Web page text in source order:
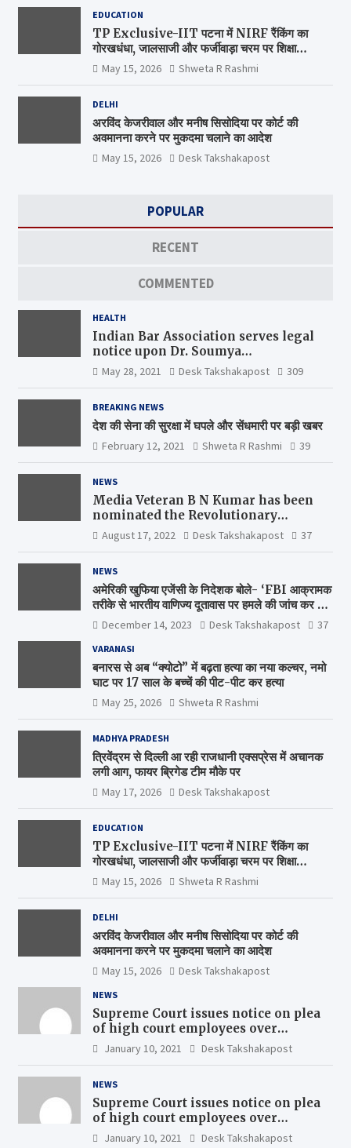
EDUCATION
TP Exclusive-IIT पटना में NIRF रैंकिंग का
गोरखधंधा, जालसाजी और फर्जीवाड़ा चरम पर शिक्षा
मंत्रालय कब जागेगा ?
May 15, 2026 Shweta R Rashmi
DELHI
अरविंद केजरीवाल और मनीष सिसोदिया पर कोर्ट की
अवमानना करने पर मुकदमा चलाने का आदेश
May 15, 2026 Desk Takshakapost
POPULAR
RECENT
COMMENTED
HEALTH
Indian Bar Association serves legal
notice upon Dr. Soumya
Swaminathan, the Chief Scientist,
WHO
May 28, 2021 Desk Takshakapost 309
BREAKING NEWS
देश की सेना की सुरक्षा में घपले और सेंधमारी पर बड़ी खबर
February 12, 2021 Shweta R Rashmi 39
NEWS
Media Veteran B N Kumar has been
nominated the Revolutionary
Comrade Shiv Varma Media Award
2022-23
August 17, 2022 Desk Takshakapost 37
NEWS
अमेरिकी खुफिया एजेंसी के निदेशक बोले- ‘FBI आक्रामक
तरीके से भारतीय वाणिज्य दूतावास पर हमले की जांच कर रही
है’ December 14, 2023 Desk Takshakapost 37
VARANASI
बनारस से अब “क्योटो” में बढ़ता हत्या का नया कल्चर, नमो
घाट पर 17 साल के बच्चें की पीट-पीट कर हत्या
May 25, 2026 Shweta R Rashmi
MADHYA PRADESH
त्रिवेंद्रम से दिल्ली आ रही राजधानी एक्सप्रेस में अचानक
लगी आग, फायर ब्रिगेड टीम मौके पर
May 17, 2026 Desk Takshakapost
EDUCATION
TP Exclusive-IIT पटना में NIRF रैंकिंग का
गोरखधंधा, जालसाजी और फर्जीवाड़ा चरम पर शिक्षा
मंत्रालय कब जागेगा ?
May 15, 2026 Shweta R Rashmi
DELHI
अरविंद केजरीवाल और मनीष सिसोदिया पर कोर्ट की
अवमानना करने पर मुकदमा चलाने का आदेश
May 15, 2026 Desk Takshakapost
NEWS
Supreme Court issues notice on plea
of high court employees over
uniform pay scales
January 10, 2021 Desk Takshakapost
NEWS
Supreme Court issues notice on plea
of high court employees over
uniform pay scales
January 10, 2021 Desk Takshakapost